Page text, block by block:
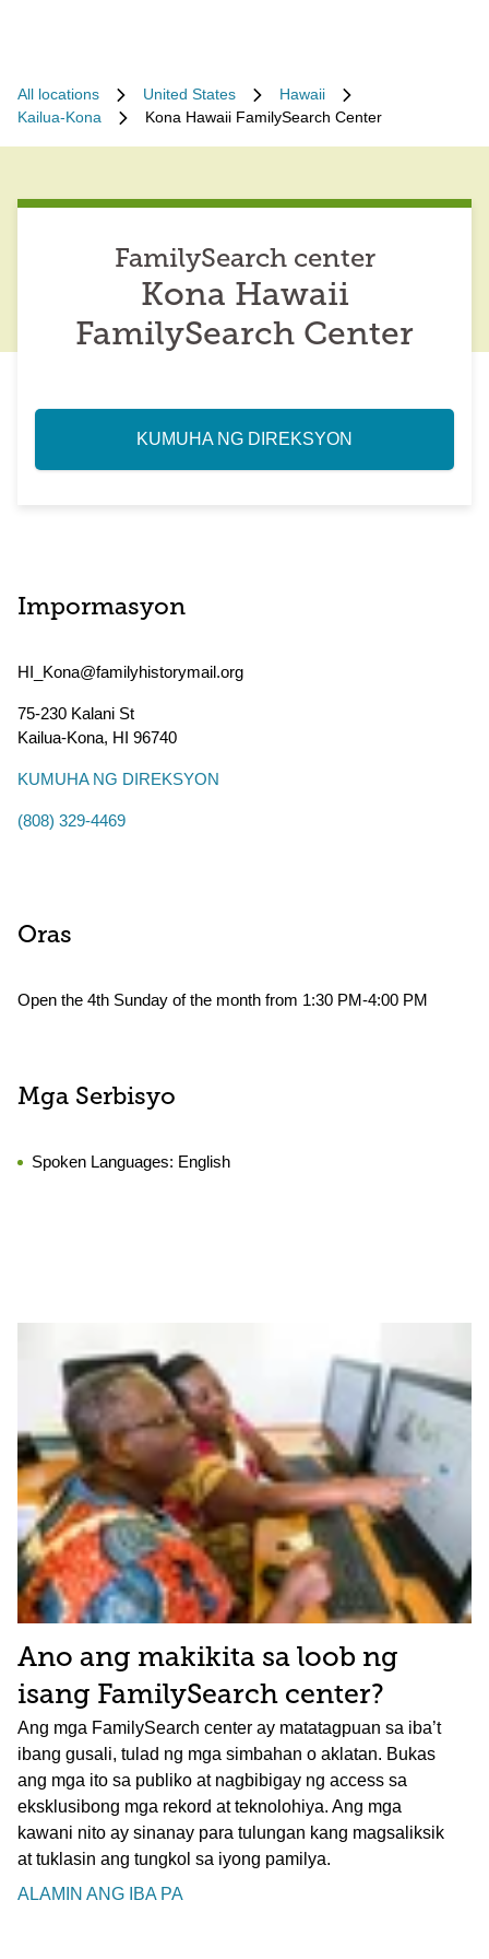
All locations United States
Hawaii
Kailua-Kona
Kona Hawaii FamilySearch Center
FamilySearch center
Kona Hawaii
FamilySearch Center
KUMUHA NG DIREKSYON
Impormasyon
HI_Kona@familyhistorymail.org
75-230 Kalani St
Kailua-Kona, HI 96740
KUMUHA NG DIREKSYON
(808) 329-4469
Oras
Open the 4th Sunday of the month from 1:30 PM-4:00 PM
Mga Serbisyo
Spoken Languages: English
Ano ang makikita sa loob ng
isang FamilySearch center?
Ang mga FamilySearch center ay matatagpuan sa iba’t
ibang gusali, tulad ng mga simbahan o aklatan. Bukas
ang mga ito sa publiko at nagbibigay ng access sa
eksklusibong mga rekord at teknolohiya. Ang mga
kawani nito ay sinanay para tulungan kang magsaliksik
at tuklasin ang tungkol sa iyong pamilya.
ALAMIN ANG IBA PA